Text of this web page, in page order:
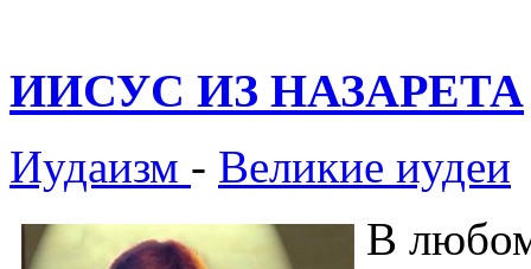
ИИСУС ИЗ НАЗАРЕТА
Иудаизм - Великие иудеи
В